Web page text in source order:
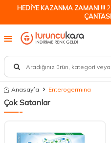
HEDİYE KAZANMA ZAMANI !!!
ÇANTASI
Anasayfa Enterogermina
Çok Satanlar